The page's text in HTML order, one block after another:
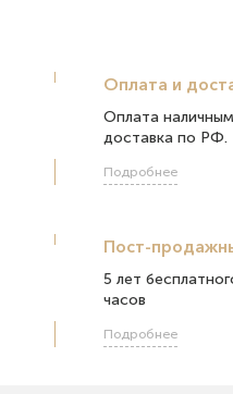
Оплата и
Оплата
доставка по РФ.
Подробнее
Пост-
5 лет
часов
Подробнее